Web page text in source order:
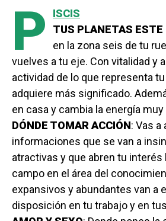
P
ISCIS
TUS PLANETAS ESTE
en la zona seis de tu
vuelves a tu eje. Con vitalidad y
actividad de lo que representa
adquiere más significado.
en casa y cambia la energía
DÓNDE TOMAR ACCIÓN: Vas a
informaciones que se van a
atractivas y que abren tu interés
campo en el área del
expansivos y abundantes van a
disposición en tu trabajo y en